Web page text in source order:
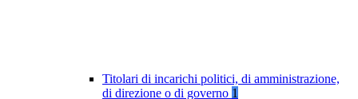
Titolari di incarichi politici, di amministrazione,
di direzione o di governo 1